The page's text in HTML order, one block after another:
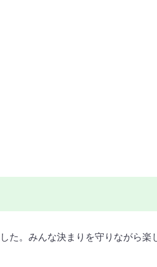
た。みんな決まりを守りながら楽